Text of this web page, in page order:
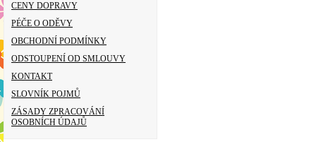
CENY DOPRAVY
PÉČE O ODĚVY
OBCHODNÍ PODMÍNKY
ODSTOUPENÍ OD SMLOUVY
KONTAKT
SLOVNÍK POJMŮ
ZÁSADY ZPRACOVÁNÍ
OSOBNÍCH ÚDAJŮ